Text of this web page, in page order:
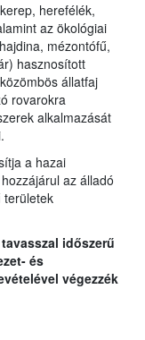
herefélék,
az ökológiai
mézontófű,
hasznosított
állatfaj
rovarokra
alkalmazását
a hazai
az álladó
területek
időszerű
és
végezzék